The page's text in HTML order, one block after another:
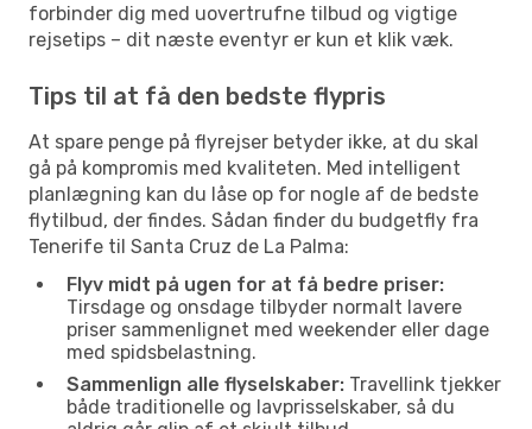
forbinder dig med uovertrufne tilbud og vigtige
rejsetips – dit næste eventyr er kun et klik væk.
Tips til at få den bedste flypris
At spare penge på flyrejser betyder ikke, at du skal
gå på kompromis med kvaliteten. Med intelligent
planlægning kan du låse op for nogle af de bedste
flytilbud, der findes. Sådan finder du budgetfly fra
Tenerife til Santa Cruz de La Palma:
Flyv midt på ugen for at få bedre priser:
Tirsdage og onsdage tilbyder normalt lavere
priser sammenlignet med weekender eller dage
med spidsbelastning.
Sammenlign alle flyselskaber: Travellink tjekker
både traditionelle og lavprisselskaber, så du